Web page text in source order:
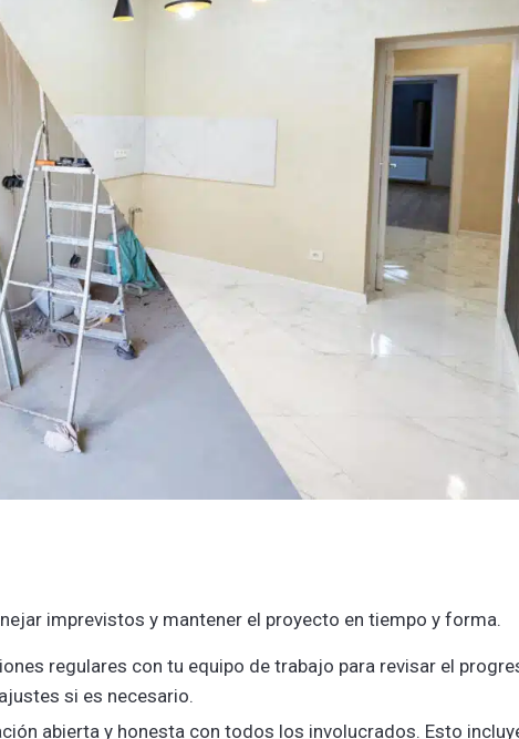
imprevistos y mantener el proyecto en tiempo y forma.
regulares con tu equipo de trabajo para revisar el
si es necesario.
abierta y honesta con todos los involucrados. Esto